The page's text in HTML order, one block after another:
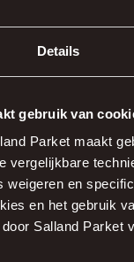
Details
gebruik van
Parket maakt
vergelijkbare
weigeren en
en het gebruik
Salland Parket
kiest, een
De
in